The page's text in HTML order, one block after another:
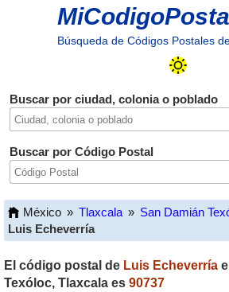
Búsqueda de Códigos Postales
Buscar por ciudad, colonia o poblado
Buscar por Código Postal
México » Tlaxcala » San Damián
Luis Echeverría
El código postal de Luis Echeverría
Texóloc, Tlaxcala es 90737